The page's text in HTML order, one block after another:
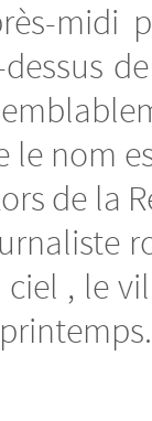
midi
nom
de la
ciel , le